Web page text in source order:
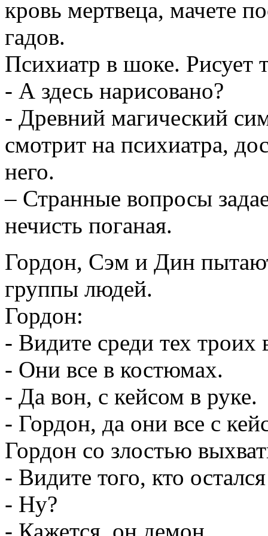
кровь мертвеца, мачете
гадов.
Психиатр в шоке. Рисует
- А здесь нарисовано?
- Древний магический
смотрит на психиатра,
него.
– Странные вопросы
нечисть поганая.
Гордон, Сэм и Дин
группы людей.
Гордон:
- Видите среди тех троих
- Они все в костюмах.
- Да вон, с кейсом в руке.
- Гордон, да они все с
Гордон со злостью
- Видите того, кто
- Ну?
- Кажется, он демон.